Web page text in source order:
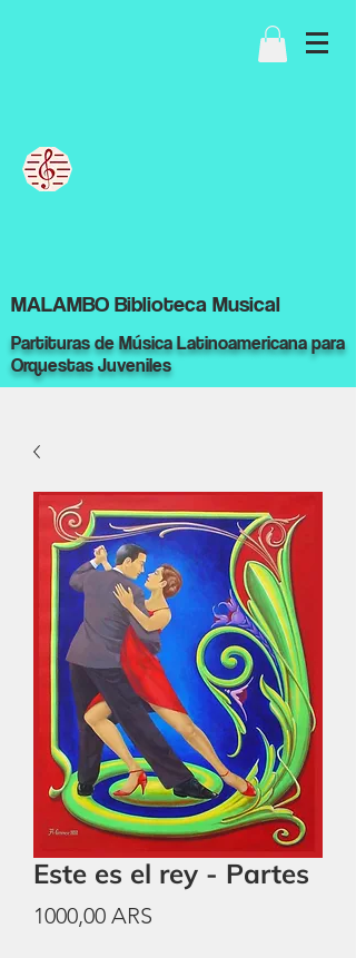
MALAMBO Biblioteca Musical
Partituras de Música Latinoamericana para
Orquestas Juveniles
Este es el rey - Partes
1000,00 ARS